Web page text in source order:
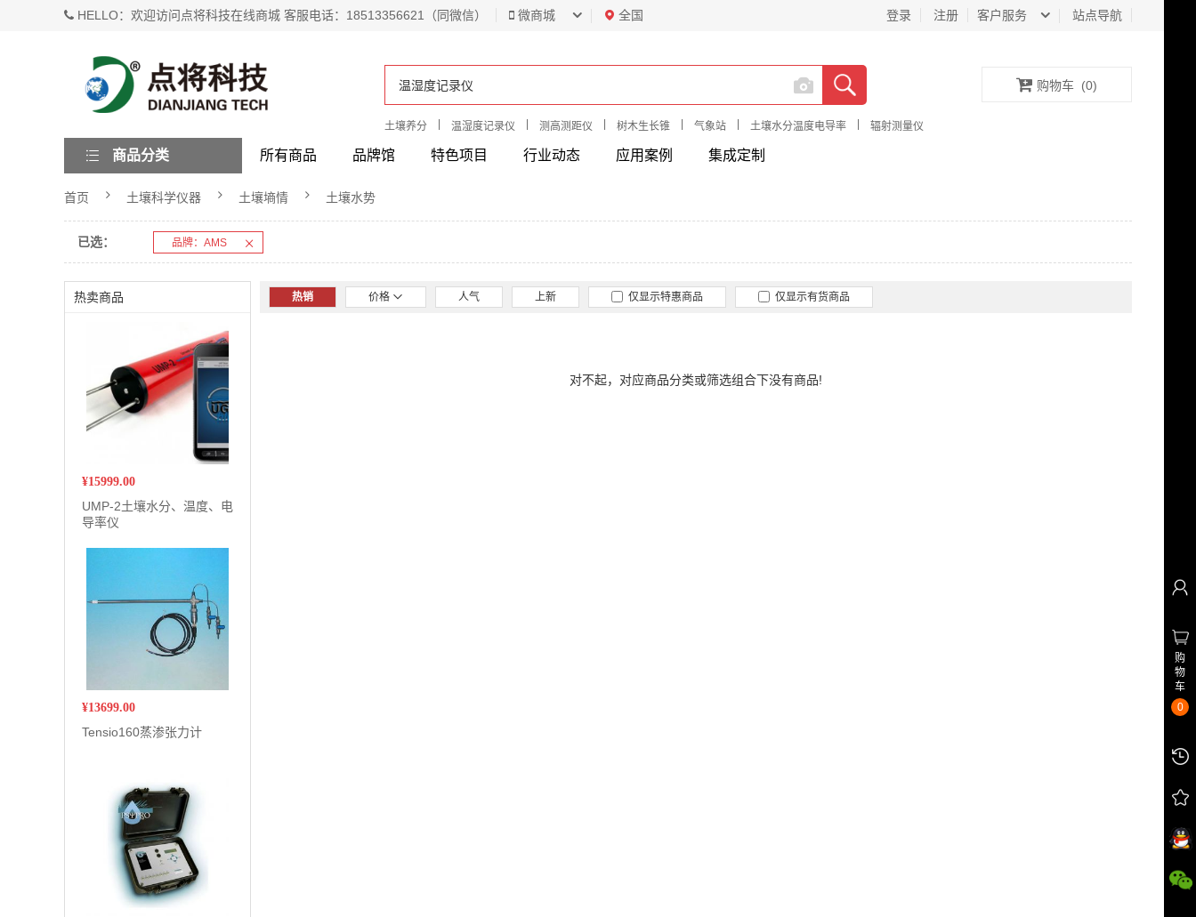
HELLO：欢迎访问点将科技在线商城 客服电话：18513356621（同微信） 微商城 全国 客户服务 站点导航
登录 注册
土壤养分 温湿度记录仪 测高测距仪 树木生长锥 气象站 土壤水分温度电导率 辐射测量仪
购物车 (0)
所有商品 品牌馆 特色项目 行业动态 应用案例 集成定制
商品分类
首页 土壤科学仪器 土壤墒情 土壤水势
已选： 品牌：AMS
热卖商品
¥15999.00
UMP-2土壤水分、温度、电
导率仪
¥13699.00
Tensio160蒸渗张力计
热销 价格 人气 上新 仅显示特惠商品 仅显示有货商品
对不起，对应商品分类或筛选组合下没有商品!
购
物
车
0